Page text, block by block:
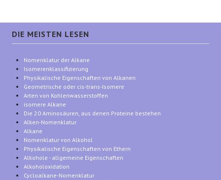
DIE MEISTEN LESEN
Nomenklatur der Alkane
Isomerenklassifizierung
Physikalische Eigenschaften von Alkanen
Geometrische oder cis-trans-Isomere
Arten von Kohlenwasserstoffen
isomere Alkane
Die 20 Aminosäuren, aus denen Proteine bestehen
Alken-Nomenklatur
Alkane
Nomenklatur von Alkohol
Physikalische Eigenschaften von Ethern
Alkohole - allgemeine Eigenschaften
Alkoholoxidation
Cycloalkane-Nomenklatur